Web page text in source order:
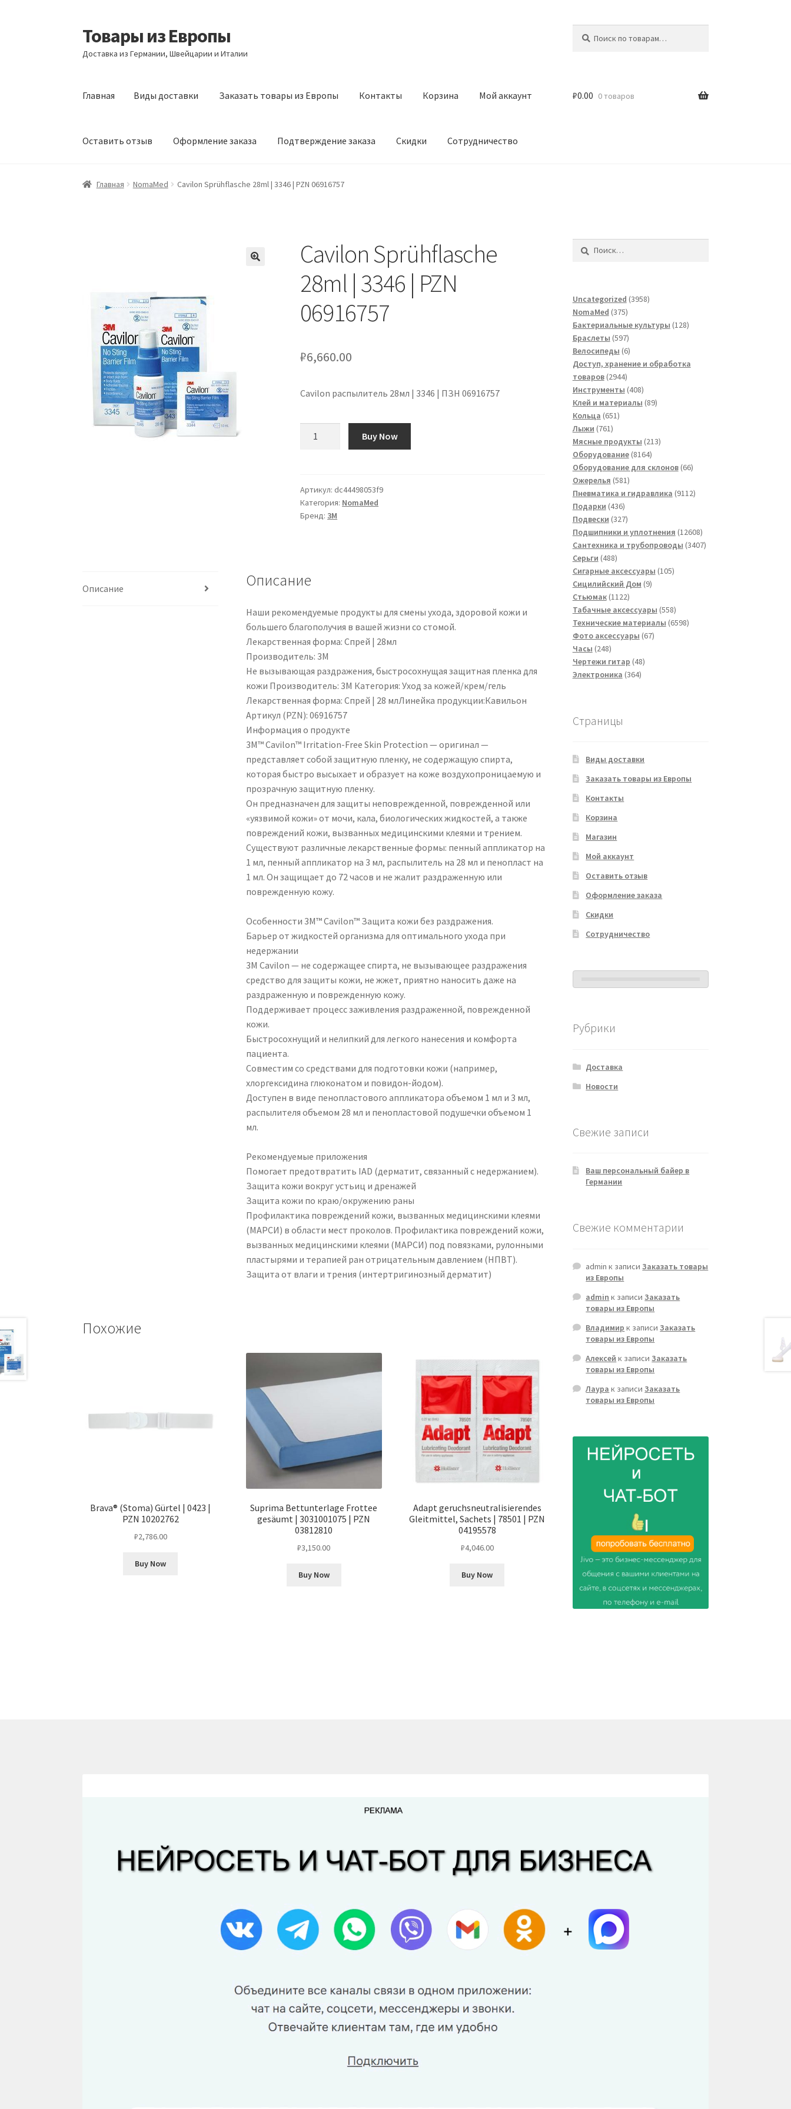
Перейти
к
навигации
Перейти
к
содержимому
Товары из Европы
Доставка из Германии, Швейцарии и Италии
Главная Виды доставки Заказать товары из Европы Контакты Корзина Мой аккаунт
Оставить отзыв Оформление заказа Подтверждение заказа Скидки Сотрудничество
Главная Виды доставки Заказать товары из ЕвропыКонтакты
₽0.00 0 товаров
Главная NomaMed Cavilon Sprühflasche 28ml | 3346 | PZN 06916757
Cavilon Sprühflasche
28ml | 3346 | PZN
06916757
₽6,660.00
Cavilon распылитель 28мл | 3346 | ПЗН 06916757
28ml
|
3346
Buy Now
Артикул: dc44498053f9
Категория: NomaMed
Бренд: 3M
Описание Описание
Наши рекомендуемые продукты для смены ухода, здоровой кожи и
большего благополучия в вашей жизни со стомой.
Лекарственная форма: Спрей | 28мл
Производитель: 3M
Не вызывающая раздражения, быстросохнущая защитная пленка для
кожи Производитель: 3М Категория: Уход за кожей/крем/гель
Лекарственная форма: Спрей | 28 млЛинейка продукции:Кавильон
Артикул (PZN): 06916757
Информация о продукте
3M™ Cavilon™ Irritation-Free Skin Protection — оригинал —
представляет собой защитную пленку, не содержащую спирта,
которая быстро высыхает и образует на коже воздухопроницаемую и
прозрачную защитную пленку.
Он предназначен для защиты неповрежденной, поврежденной или
«уязвимой кожи» от мочи, кала, биологических жидкостей, а также
повреждений кожи, вызванных медицинскими клеями и трением.
Существуют различные лекарственные формы: пенный аппликатор на
1 мл, пенный аппликатор на 3 мл, распылитель на 28 мл и пенопласт на
1 мл. Он защищает до 72 часов и не жалит раздраженную или
поврежденную кожу.
Особенности 3M™ Cavilon™ Защита кожи без раздражения.
Барьер от жидкостей организма для оптимального ухода при
недержании
3M Cavilon — не содержащее спирта, не вызывающее раздражения
средство для защиты кожи, не жжет, приятно наносить даже на
раздраженную и поврежденную кожу.
Поддерживает процесс заживления раздраженной, поврежденной
кожи.
Быстросохнущий и нелипкий для легкого нанесения и комфорта
пациента.
Совместим со средствами для подготовки кожи (например,
хлоргексидина глюконатом и повидон-йодом).
Доступен в виде пенопластового аппликатора объемом 1 мл и 3 мл,
распылителя объемом 28 мл и пенопластовой подушечки объемом 1
мл.
Рекомендуемые приложения
Помогает предотвратить IAD (дерматит, связанный с недержанием).
Защита кожи вокруг устьиц и дренажей
Защита кожи по краю/окружению раны
Профилактика повреждений кожи, вызванных медицинскими клеями
(МАРСИ) в области мест проколов. Профилактика повреждений кожи,
вызванных медицинскими клеями (МАРСИ) под повязками, рулонными
пластырями и терапией ран отрицательным давлением (НПВТ).
Защита от влаги и трения (интертригинозный дерматит)
Похожие
Brava® (Stoma) Gürtel | 0423 |
PZN 10202762
₽2,786.00
Buy Now
Suprima Bettunterlage Frottee
gesäumt | 3031001075 | PZN
03812810
₽3,150.00
Buy Now
Adapt geruchsneutralisierendes
Gleitmittel, Sachets | 78501 | PZN
04195578
₽4,046.00
Buy Now
Uncategorized 39583958
NomaMed 375375
товаров
Бактериальные культуры 128128
Браслеты 597597
товаров
Велосипеды 66
товаров
Доступ, хранение и обработка
товаров 29442944
товара
Инструменты 408408
товаров
Клей и материалы 8989
Кольца 651651
Лыжи 761761
товар
Мясные продукты 213213
Оборудование 81648164
товара
Оборудование для склонов 6666
Ожерелья 581581
товар
Пневматика и гидравлика 91129112
Подарки 436436
товаров
Подвески 327327
товаров
Подшипники и уплотнения 1260812608
товаров
Сантехника и трубопроводы 34073407
Серьги 488488
товаров
Сигарные аксессуары 105105
Сицилийский Дом 99
Стьюмак 11221122
товара
Табачные аксессуары 558558
товаров
Технические материалы 65986598
Фото аксессуары 6767
Часы 248248
товаров
Чертежи гитар 4848
Электроника 364364
Страницы
Виды доставки
Заказать товары из Европы
Контакты
Корзина
Магазин
Мой аккаунт
Оставить отзыв
Оформление заказа
Скидки
Сотрудничество
Рубрики
Доставка
Новости
Свежие записи
Ваш персональный байер в
Германии
Свежие комментарии
admin к записиЗаказать товары
из Европы
admin к записиЗаказать
товары из Европы
Владимир к записиЗаказать
товары из Европы
Алексей к записиЗаказать
товары из Европы
Лаура к записиЗаказать
товары из Европы